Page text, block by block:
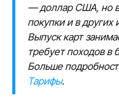
— доллар США, но
покупки и в других
Выпуск карт
требует походов в
Больше
Тарифы.